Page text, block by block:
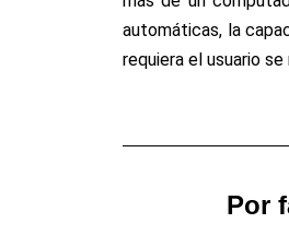
automáticas, la
requiera el usuario
Por